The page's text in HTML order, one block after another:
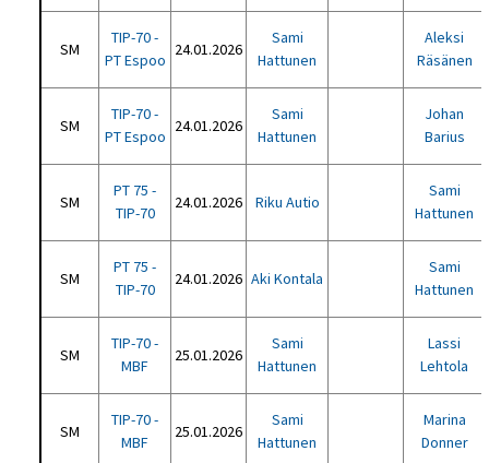
SM
TIP-70 -
PT Espoo
24.01.2026
Sami
Hattunen
Aleksi
Räsänen
SM
TIP-70 -
PT Espoo
24.01.2026
Sami
Hattunen
Johan
Barius
SM
PT 75 -
TIP-70
24.01.2026 Riku Autio
Sami
Hattunen
SM
PT 75 -
TIP-70
24.01.2026 Aki Kontala
Sami
Hattunen
SM
TIP-70 -
MBF
25.01.2026
Sami
Hattunen
Lassi
Lehtola
SM
TIP-70 -
MBF
25.01.2026
Sami
Hattunen
Marina
Donner